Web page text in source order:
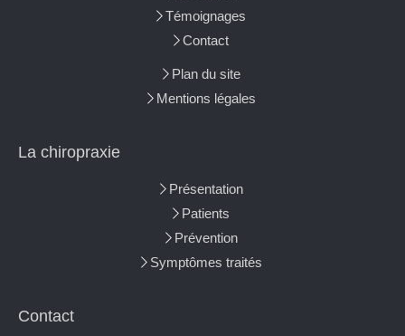
Témoignages
Contact
Plan du site
Mentions légales
La chiropraxie
Présentation
Patients
Prévention
Symptômes traités
Contact